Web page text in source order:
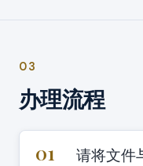
03
办理流程
01
请将文件